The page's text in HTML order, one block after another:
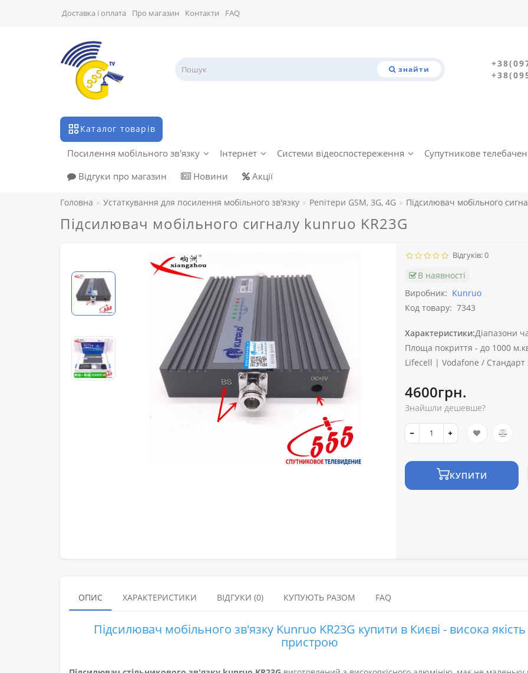
Доставка і оплата Про магазин Контакти FAQ
знайти
Каталог товарів
Посилення мобільного зв'язку Інтернет Системи відеоспостереження Супутникове
Відгуки про магазин
Новини Акції
Головна Устаткування для посилення мобільного зв'язку Репітери GSM, 3G, 4G Підсилювач мобільного
Підсилювач мобільного сигналу kunruo KR23G
Відгуків: 0
В наявності
Виробник: Kunruo
Код товару: 7343
Характеристики:Діапазони
Площа покриття - до 1000
Lifecell | Vodafone / Стандарт
4600грн.
Знайшли дешевше?
КУПИТИ
ОПИС ХАРАКТЕРИСТИКИ ВІДГУКИ (0) КУПУЮТЬ РАЗОМ FAQ
Підсилювач мобільного зв'язку Kunruo KR23G купити в Києві - висока якість
пристрою